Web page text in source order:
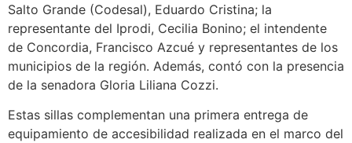
Salto Grande (Codesal), Eduardo Cristina; la
representante del Iprodi, Cecilia Bonino; el intendente
de Concordia, Francisco Azcué y representantes de los
municipios de la región. Además, contó con la presencia
de la senadora Gloria Liliana Cozzi.
Estas sillas complementan una primera entrega de
equipamiento de accesibilidad realizada en el marco del